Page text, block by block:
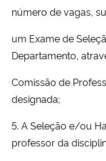
número de vagas,
um Exame de
Departamento,
Comissão de
designada;
5. A Seleção e/ou
professor da